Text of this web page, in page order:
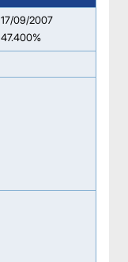
17/09/2007
47.400%